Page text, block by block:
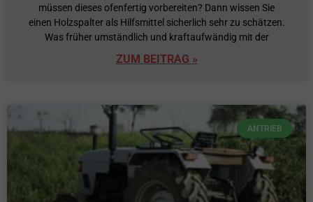
müssen dieses ofenfertig vorbereiten? Dann wissen Sie
einen Holzspalter als Hilfsmittel sicherlich sehr zu schätzen.
Was früher umständlich und kraftaufwändig mit der
ZUM BEITRAG »
ANTRIEB